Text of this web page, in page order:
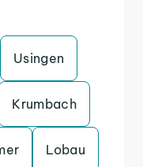
Usingen
Krumbach
Lobau